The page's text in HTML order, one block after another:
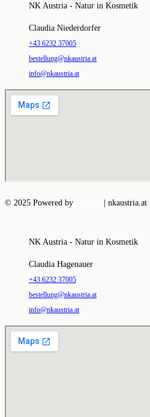
NK Austria - Natur in Kosmetik
Claudia Niederdorfer
+43 6232 37005
bestellung@nkaustria.at
info@nkaustria.at
© 2025 Powered by nkaustria.at |
NK Austria - Natur in Kosmetik
Claudia Hagenauer
+43 6232 37005
bestellung@nkaustria.at
info@nkaustria.at